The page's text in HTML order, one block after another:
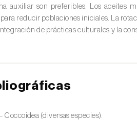
auxiliar son preferibles. Los aceites
reducir poblaciones iniciales. La
de prácticas culturales y la
Coccoidea (diversas especies).